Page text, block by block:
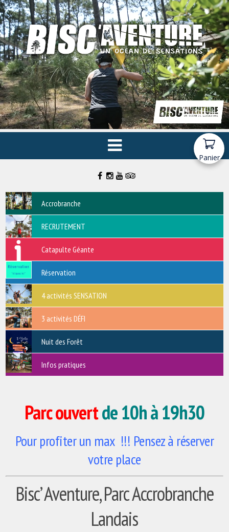
Panier
Accrobranche
RECRUTEMENT
Catapulte Géante
Réservation
4 activités SENSATION
3 activités DÉFI
Nuit des Forêt
Infos pratiques
Parc ouvertde 10h à 19h30
Pour profiter un max !!! Pensez à réserver
votre place
Bisc’ Aventure, Parc Accrobranche
Landais